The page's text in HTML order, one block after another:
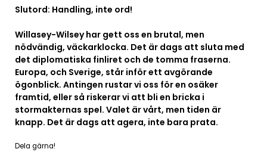
Slutord: Handling, inte ord!
Willasey-Wilsey har gett oss en brutal, men
nödvändig, väckarklocka. Det är dags att sluta med
det diplomatiska finliret och de tomma fraserna.
Europa, och Sverige, står inför ett avgörande
ögonblick. Antingen rustar vi oss för en osäker
framtid, eller så riskerar vi att bli en bricka i
stormakternas spel. Valet är vårt, men tiden är
knapp. Det är dags att agera, inte bara prata.
Dela gärna!